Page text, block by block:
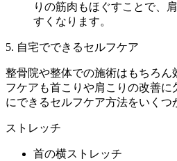
りの筋肉もほぐすことで、
すくなります。
5. 自宅でできるセルフケア
整骨院や整体での施術はもちろ
フケアも首こりや肩こりの改善
にできるセルフケア方法をいくつ
ストレッチ
首の横ストレッチ